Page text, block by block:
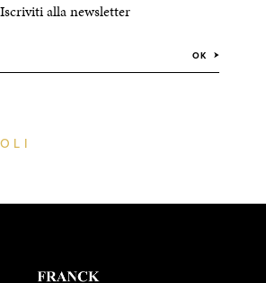
Iscriviti alla newsletter
OK